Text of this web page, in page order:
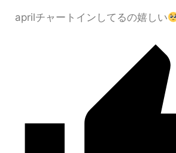
aprilチャートインしてるの嬉しい